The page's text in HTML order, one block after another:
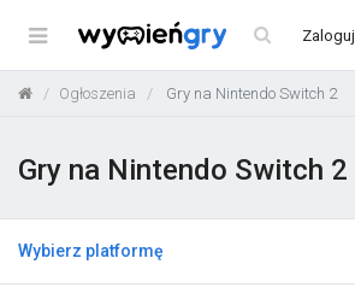
Menu Zaloguj
Ogłoszenia Gry na Nintendo Switch 2
Gry na Nintendo Switch 2
Wybierz platformę